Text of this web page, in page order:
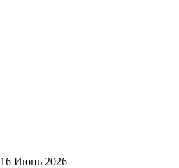
16 Июнь 2026